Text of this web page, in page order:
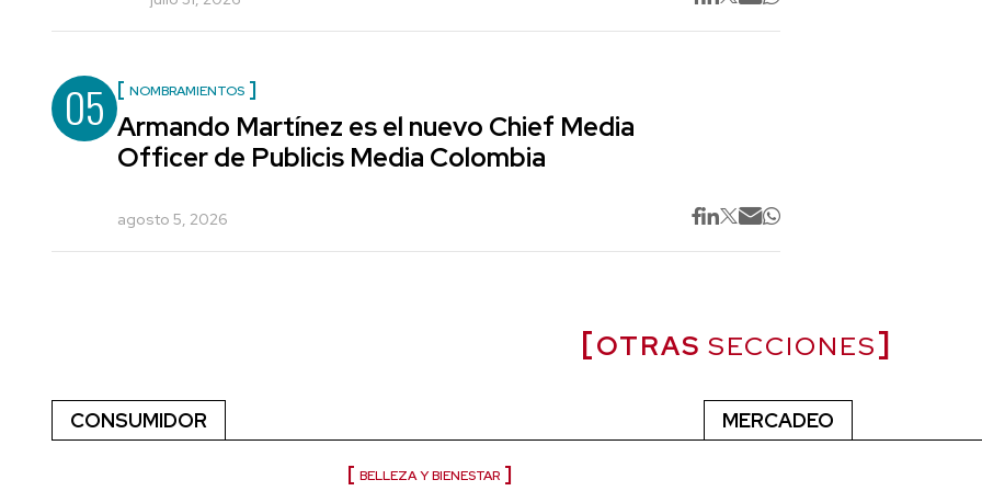
05 NOMBRAMIENTOS
Armando Martínez es el nuevo Chief Media
Officer de Publicis Media Colombia
agosto 5, 2026
OTRAS SECCIONES
CONSUMIDOR
BELLEZA Y BIENESTAR
MERCADEO